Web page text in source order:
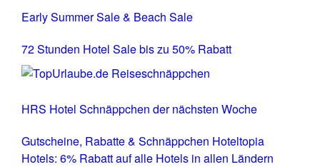
Early Summer Sale & Beach Sale
72 Stunden Hotel Sale bis zu 50% Rabatt
HRS Hotel Schnäppchen der nächsten Woche
Gutscheine, Rabatte & Schnäppchen Hoteltopia
Hotels: 6% Rabatt auf alle Hotels in allen Ländern